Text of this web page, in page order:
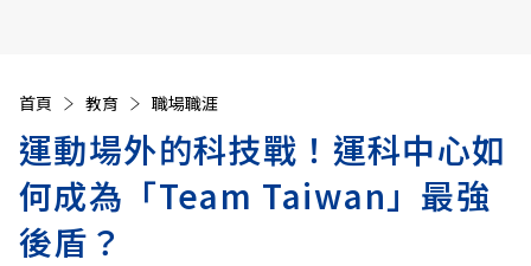
首頁 教育 職場職涯
運動場外的科技戰！運科中心如
何成為「Team Taiwan」最強
後盾？